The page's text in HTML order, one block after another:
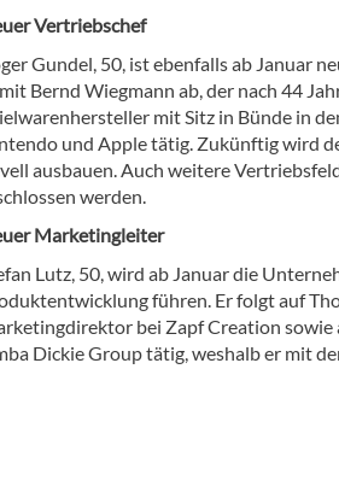
Vertriebschef
Gundel, 50, ist ebenfalls ab Januar
Bernd Wiegmann ab, der nach 44
mit Sitz in Bünde in
und Apple tätig. Zukünftig wird
ausbauen. Auch weitere
werden.
Marketingleiter
Lutz, 50, wird ab Januar die
führen. Er folgt auf
bei Zapf Creation
Dickie Group tätig, weshalb er mit